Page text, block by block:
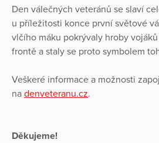
Den válečných veteránů se slaví
u příležitosti konce první světové
vlčího máku pokrývaly hroby
frontě a staly se proto symbolem
Veškeré informace a možnosti
na denveteranu.cz.
Děkujeme!